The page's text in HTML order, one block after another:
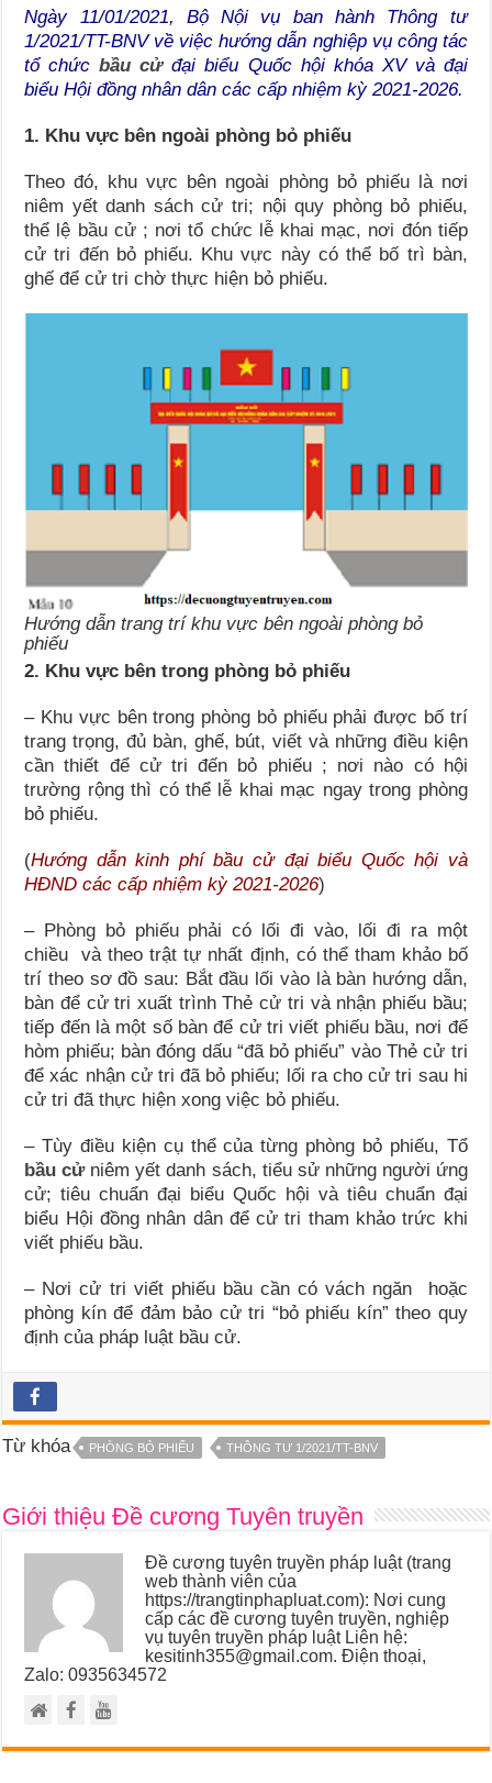
Ngày 11/01/2021, Bộ Nội vụ ban hành Thông tư
1/2021/TT-BNV về việc hướng dẫn nghiệp vụ công tác
tổ chứcbầu cửđại biểu Quốc hội khóa XV và đại
biểu Hội đồng nhân dân các cấp nhiệm kỳ 2021-2026.
1. Khu vực bên ngoài phòng bỏ phiếu
Theo đó, khu vực bên ngoài phòng bỏ phiếu là nơi
niêm yết danh sách cử tri; nội quy phòng bỏ phiếu,
thể lệ bầu cử ; nơi tổ chức lễ khai mạc, nơi đón tiếp
cử tri đến bỏ phiếu. Khu vực này có thể bố trì bàn,
ghế để cử tri chờ thực hiện bỏ phiếu.
Hướng dẫn trang trí khu vực bên ngoài phòng bỏ
phiếu
2. Khu vực bên trong phòng bỏ phiếu
– Khu vực bên trong phòng bỏ phiếu phải được bố trí
trang trọng, đủ bàn, ghế, bút, viết và những điều kiện
cần thiết để cử tri đến bỏ phiếu ; nơi nào có hội
trường rộng thì có thể lễ khai mạc ngay trong phòng
bỏ phiếu.
(Hướng dẫn kinh phí bầu cử đại biểu Quốc hội và
HĐND các cấp nhiệm kỳ 2021-2026)
– Phòng bỏ phiếu phải có lối đi vào, lối đi ra một
chiều và theo trật tự nhất định, có thể tham khảo bố
trí theo sơ đồ sau: Bắt đầu lối vào là bàn hướng dẫn,
bàn để cử tri xuất trình Thẻ cử tri và nhận phiếu bầu;
tiếp đến là một số bàn để cử tri viết phiếu bầu, nơi để
hòm phiếu; bàn đóng dấu “đã bỏ phiếu” vào Thẻ cử tri
để xác nhận cử tri đã bỏ phiếu; lối ra cho cử tri sau hi
cử tri đã thực hiện xong việc bỏ phiếu.
– Tùy điều kiện cụ thể của từng phòng bỏ phiếu, Tổ
bầu cửniêm yết danh sách, tiểu sử những người ứng
cử; tiêu chuẩn đại biểu Quốc hội và tiêu chuẩn đại
biểu Hội đồng nhân dân để cử tri tham khảo trức khi
viết phiếu bầu.
– Nơi cử tri viết phiếu bầu cần có vách ngăn hoặc
phòng kín để đảm bảo cử tri “bỏ phiếu kín” theo quy
định của pháp luật bầu cử.
Từ khóa PHÒNG BỎ PHIẾU THÔNG TƯ 1/2021/TT-BNV
Giới thiệu Đề cương Tuyên truyền
Đề cương tuyên truyền pháp luật (trang
web thành viên của
https://trangtinphapluat.com): Nơi cung
cấp các đề cương tuyên truyền, nghiệp
vụ tuyên truyền pháp luật Liên hệ:
kesitinh355@gmail.com. Điện thoại,
Zalo: 0935634572